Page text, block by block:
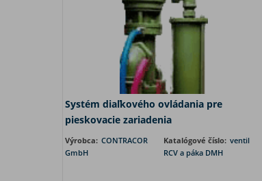
Systém diaľkového ovládania pre
pieskovacie zariadenia
Výrobca: CONTRACOR
GmbH
Katalógové číslo: ventil
RCV a páka DMH